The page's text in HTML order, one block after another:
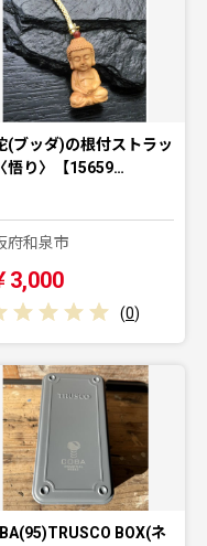
(ブッダ)の根付ストラッ
悟り〉【15659…
府和泉市
3,000
(0)
BOX(ネ